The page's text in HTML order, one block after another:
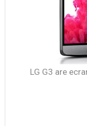
LG G3 are